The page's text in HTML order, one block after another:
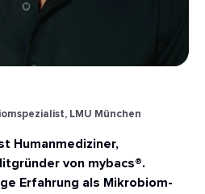
LMU München
Humanmediziner,
von mybacs®.
Erfahrung als Mikrobiom-